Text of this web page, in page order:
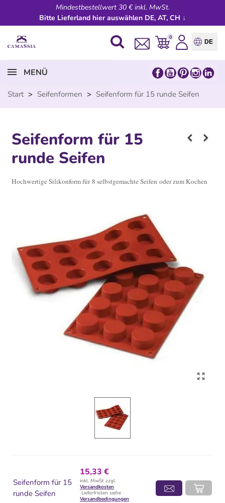
Mindestbestellwert 30 € inkl. MwSt.
Bitte Lieferland hier auswählen DE, AT, CH ↓
0
DE
MENÜ
Start > Seifenformen > Seifenform für 15 runde Seifen
Seifenform für 15
runde Seifen
Hochwertige Silikonform für 8 selbstgemachte Seifen oder zum Kochen
Seifenform für 15
runde Seifen
15,33 €
inkl. MwSt zzgl.
Versandkosten
Lieferfristen siehe
Versandbedingungen